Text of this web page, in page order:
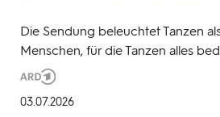
Die Sendung beleuchtet Tanzen
Menschen, für die Tanzen alles
Produktionsland
und
DATUM:
03.07.2026